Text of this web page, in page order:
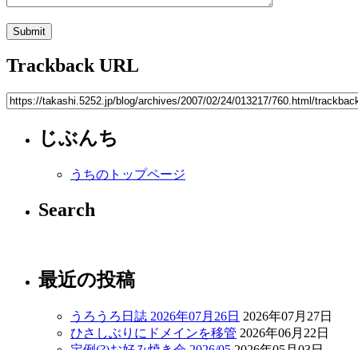
Trackback URL
じぶんち
うちのトップページ
Search
最近の投稿
うろうろ日誌 2026年07月26日 2026年07月27日
ひさしぶりにドメインを移管 2026年06月22日